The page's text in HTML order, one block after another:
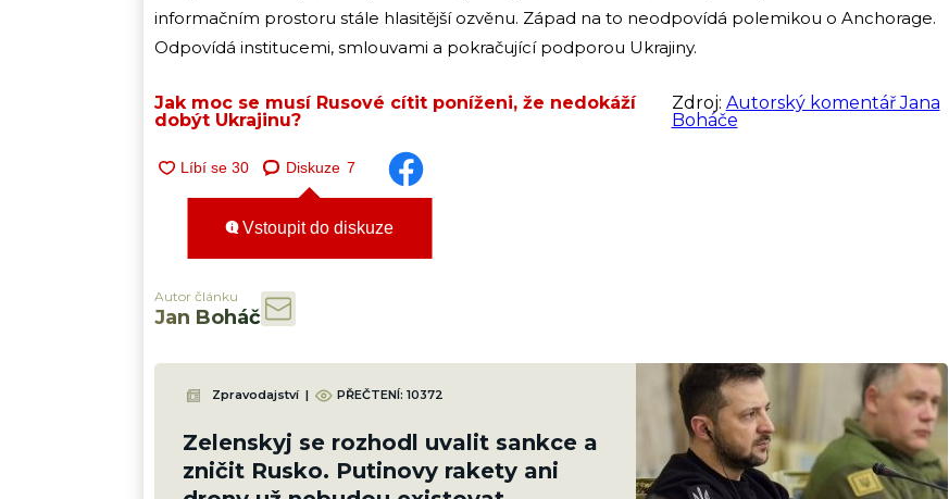
informačním prostoru stále hlasitější ozvěnu. Západ na to neodpovídá polemikou o Anchorage.
Odpovídá institucemi, smlouvami a pokračující podporou Ukrajiny.
Jak moc se musí Rusové cítit poníženi, že nedokáží
dobýt Ukrajinu?
Zdroj: Autorský komentář Jana
Boháče
Diskuze 7
Vstoupit do diskuze
Autor článku
Jan Boháč
Zpravodajství | PŘEČTENÍ: 10372
Zelenskyj se rozhodl uvalit sankce a
zničit Rusko. Putinovy rakety ani